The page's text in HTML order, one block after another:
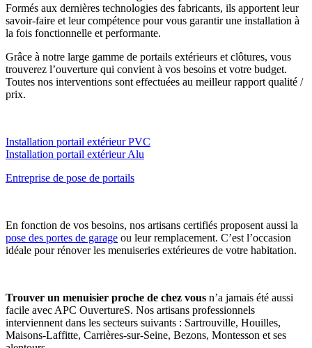
Formés aux dernières technologies des fabricants, ils apportent leur
savoir-faire et leur compétence pour vous garantir une installation à
la fois fonctionnelle et performante.
Grâce à notre large gamme de portails extérieurs et clôtures, vous
trouverez l’ouverture qui convient à vos besoins et votre budget.
Toutes nos interventions sont effectuées au meilleur rapport qualité /
prix.
Installation portail extérieur PVC
Installation portail extérieur Alu
Entreprise de pose de portails
En fonction de vos besoins, nos artisans certifiés proposent aussi la
pose des portes de garage ou leur remplacement. C’est l’occasion
idéale pour rénover les menuiseries extérieures de votre habitation.
Trouver un menuisier proche de chez vous n’a jamais été aussi
facile avec APC OuvertureS. Nos artisans professionnels
interviennent dans les secteurs suivants : Sartrouville, Houilles,
Maisons-Laffitte, Carrières-sur-Seine, Bezons, Montesson et ses